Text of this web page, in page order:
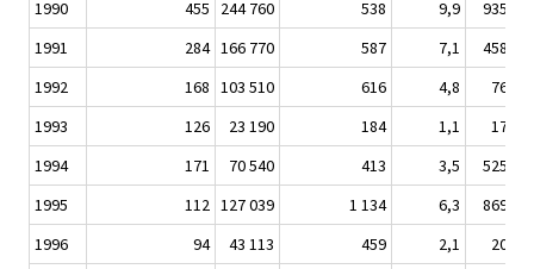
1990
455 244 760 538 9,9
935
1991
284 166 770 587 7,1
458
1992
168 103 510 616 4,8
76
1993
126 23 190 184 1,1
17
1994
171 70 540 413 3,5
525
1995
112 127 039 1 134 6,3
869
1996
94 43 113 459 2,1
20